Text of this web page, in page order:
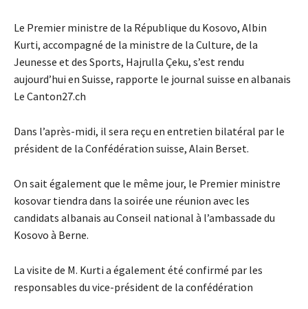
Le Premier ministre de la République du Kosovo, Albin
Kurti, accompagné de la ministre de la Culture, de la
Jeunesse et des Sports, Hajrulla Çeku, s’est rendu
aujourd’hui en Suisse, rapporte le journal suisse en albanais
Le Canton27.ch
Dans l’après-midi, il sera reçu en entretien bilatéral par le
président de la Confédération suisse, Alain Berset.
On sait également que le même jour, le Premier ministre
kosovar tiendra dans la soirée une réunion avec les
candidats albanais au Conseil national à l’ambassade du
Kosovo à Berne.
La visite de M. Kurti a également été confirmé par les
responsables du vice-président de la confédération